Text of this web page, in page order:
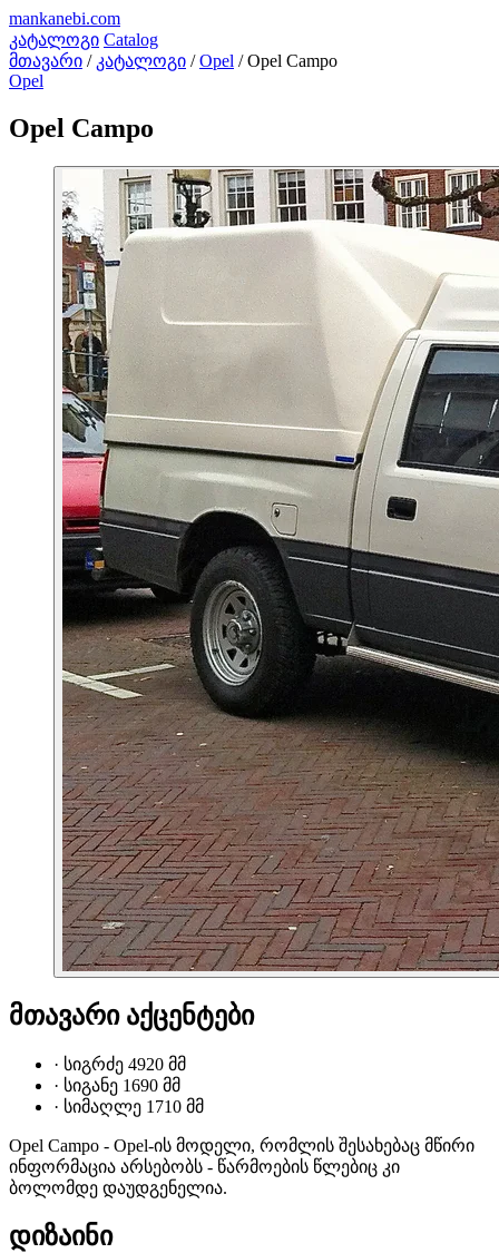
mankanebi.com
კატალოგი Catalog
მთავარი / კატალოგი / Opel / Opel Campo
Opel
Opel Campo
მთავარი აქცენტები
· სიგრძე 4920 მმ
· სიგანე 1690 მმ
· სიმაღლე 1710 მმ
Opel Campo - Opel-ის მოდელი, რომლის შესახებაც მწირი
ინფორმაცია არსებობს - წარმოების წლებიც კი
ბოლომდე დაუდგენელია.
დიზაინი